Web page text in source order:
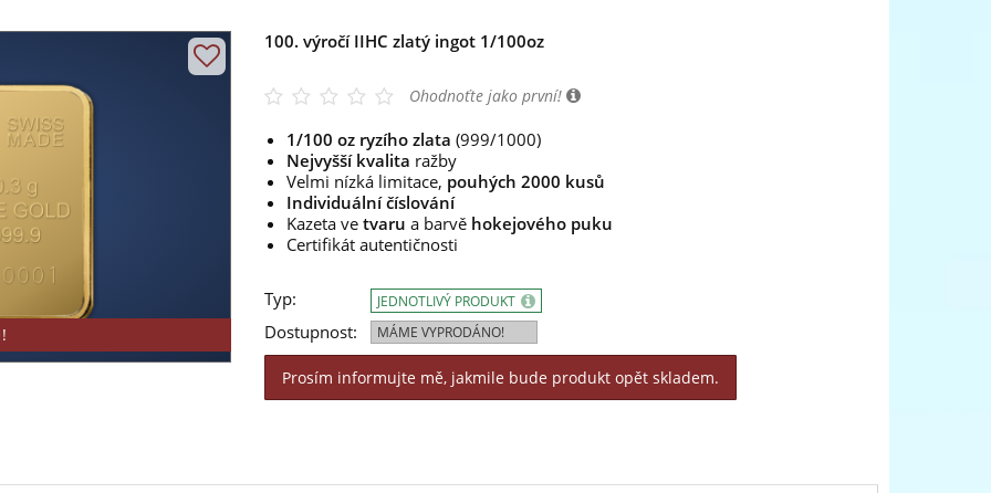
100. výročí IIHC zlatý ingot 1/100oz
Ohodnoťte jako první!
1/100 oz ryzího zlata (999/1000)
Nejvyšší kvalita ražby
Velmi nízká limitace, pouhých 2000 kusů
Individuální číslování
Kazeta ve tvaru a barvě hokejového puku
Certifikát autentičnosti
Typ:
Dostupnost:
JEDNOTLIVÝ PRODUKT
MÁME VYPRODÁNO!
Prosím informujte mě, jakmile bude produkt opět skladem.